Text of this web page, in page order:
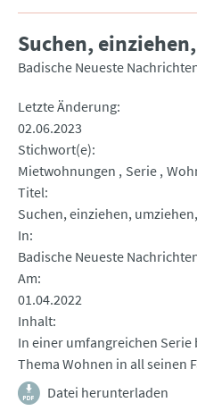
Suchen,
Badische Neueste
Letzte Änderung
02.06.2023
Stichwort(e)
Mietwohnungen
Serie
Titel
Suchen, einziehen,
In
Badische Neueste
Am
01.04.2022
Inhalt
In einer umfangreichen
Thema Wohnen in all seinen
Datei herunterladen